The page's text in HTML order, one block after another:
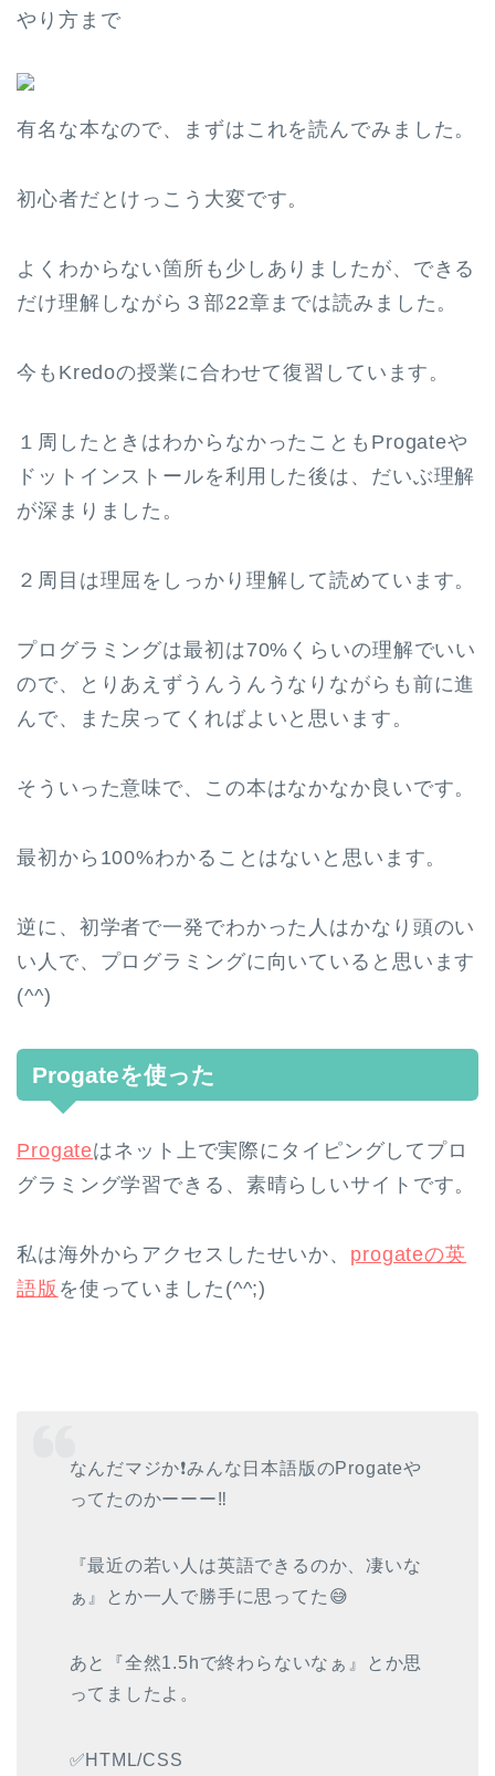
やり方まで
有名な本なので、まずはこれを読んでみました。
初心者だとけっこう大変です。
よくわからない箇所も少しありましたが、できる
だけ理解しながら３部22章までは読みました。
今もKredoの授業に合わせて復習しています。
１周したときはわからなかったこともProgateや
ドットインストールを利用した後は、だいぶ理解
が深まりました。
２周目は理屈をしっかり理解して読めています。
プログラミングは最初は70%くらいの理解でいい
ので、とりあえずうんうんうなりながらも前に進
んで、また戻ってくればよいと思います。
そういった意味で、この本はなかなか良いです。
最初から100%わかることはないと思います。
逆に、初学者で一発でわかった人はかなり頭のい
い人で、プログラミングに向いていると思います
(^^)
Progateを使った
Progateはネット上で実際にタイピングしてプロ
グラミング学習できる、素晴らしいサイトです。
私は海外からアクセスしたせいか、 progateの英
語版 を使っていました(^^;)
なんだマジか❗️みんな日本語版のProgateや
ってたのかーーー‼️
『最近の若い人は英語できるのか、凄いな
ぁ』とか一人で勝手に思ってた😅
あと『全然1.5hで終わらないなぁ』とか思
ってましたよ。
✅HTML/CSS